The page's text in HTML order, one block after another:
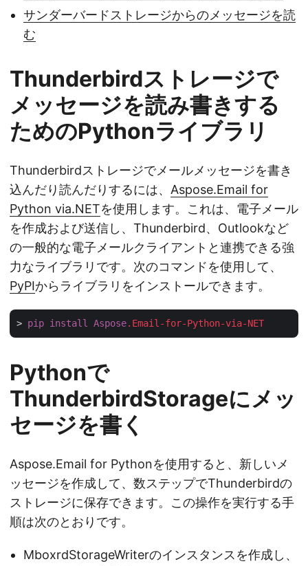
サンダーバードストレージからのメッセージを読
む
Thunderbirdストレージで
メッセージを読み書きする
ためのPythonライブラリ
Thunderbirdストレージでメールメッセージを書き
込んだり読んだりするには、 Aspose.Email for
Python via.NETを使用します。これは、電子メール
を作成および送信し、Thunderbird、Outlookなど
の一般的な電子メールクライアントと連携できる強
力なライブラリです。次のコマンドを使用して、
PyPIからライブラリをインストールできます。
> pip install Aspose.Email-for-Python-via-NET
Pythonで
ThunderbirdStorageにメッ
セージを書く
Aspose.Email for Pythonを使用すると、新しいメ
ッセージを作成して、数ステップでThunderbirdの
ストレージに保存できます。この操作を実行する手
順は次のとおりです。
MboxrdStorageWriterのインスタンスを作成し、